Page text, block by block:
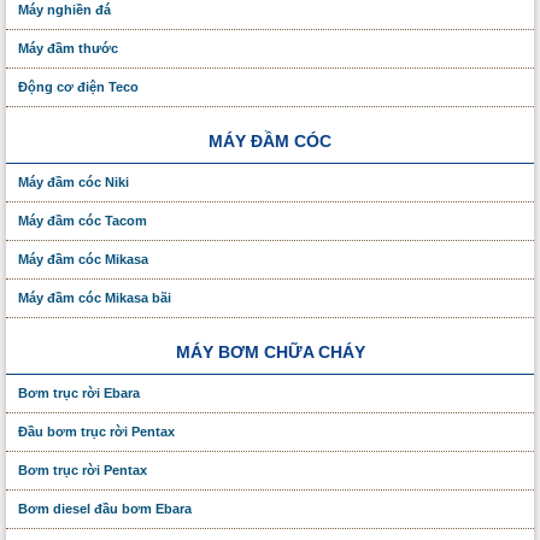
Máy nghiền đá
Máy đầm thước
Động cơ điện Teco
MÁY ĐẦM CÓC
Máy đầm cóc Niki
Máy đầm cóc Tacom
Máy đầm cóc Mikasa
Máy đầm cóc Mikasa bãi
MÁY BƠM CHỮA CHÁY
Bơm trục rời Ebara
Đầu bơm trục rời Pentax
Bơm trục rời Pentax
Bơm diesel đầu bơm Ebara